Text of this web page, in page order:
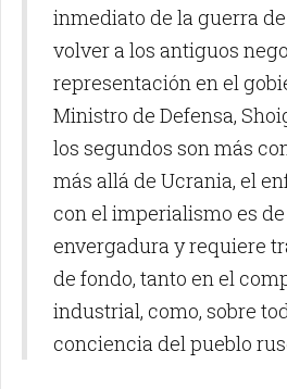
inmediato de la guerra
volver a los antiguos
representación en el
Ministro de Defensa,
los segundos son más
más allá de Ucrania, el
con el imperialismo es
envergadura y requiere
de fondo, tanto en el
industrial, como, sobre
conciencia del pueblo